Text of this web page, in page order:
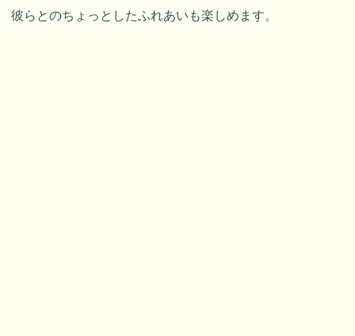
彼らとのちょっとしたふれあいも楽しめます。